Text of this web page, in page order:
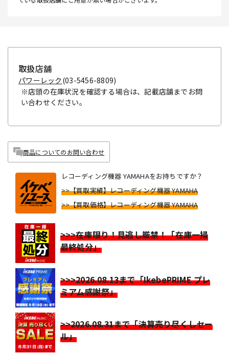
取扱店舗
パワーレック (03-5456-8809)
※店頭の在庫状況を確認する場合は、記載店舗までお問
い合わせください。
商品についてのお問い合わせ
レコーディング機器 YAMAHAをお持ちですか？
>>【買取実績】レコーディング機器 YAMAHA
>>【買取価格】レコーディング機器 YAMAHA
>>>在庫限り！見逃し厳禁！「在庫一掃
最終処分」
>>>2026.08.13まで「IkebePRIME プレ
ミアム感謝祭」
>>2026.08.31まで「決算売り尽くしセー
ル」